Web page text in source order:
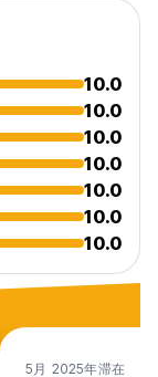
10.0
10.0
10.0
10.0
10.0
10.0
10.0
5月 2025年滞在